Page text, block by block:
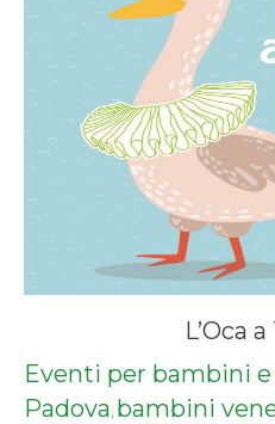
L’Oca
Eventi per bambini e
Padova bambini